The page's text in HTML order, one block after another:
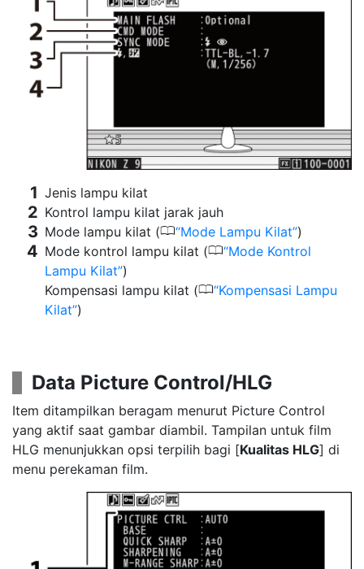
Jenis lampu kilat
Kontrol lampu kilat jarak jauh
Mode lampu kilat (0 Mode Lampu Kilat )
Mode kontrol lampu kilat (0 Mode Kontrol
Lampu Kilat )
Kompensasi lampu kilat (0 Kompensasi Lampu
Kilat )
Data Picture Control/HLG
Item ditampilkan beragam menurut Picture Control
yang aktif saat gambar diambil. Tampilan untuk film
HLG menunjukkan opsi terpilih bagi [Kualitas HLG] di
menu perekaman film.